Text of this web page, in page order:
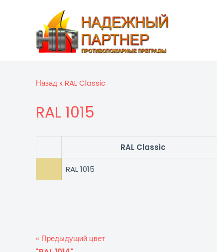
содержимому
Назад к RAL Classic
RAL 1015
RAL Classic
RAL 1015
« Предыдущий цвет